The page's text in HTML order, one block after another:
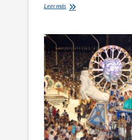
Leer másRecordando
Guayasamín